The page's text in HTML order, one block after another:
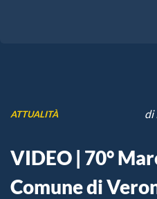
ATTUALITÀ di
VIDEO | 70°
Comune di